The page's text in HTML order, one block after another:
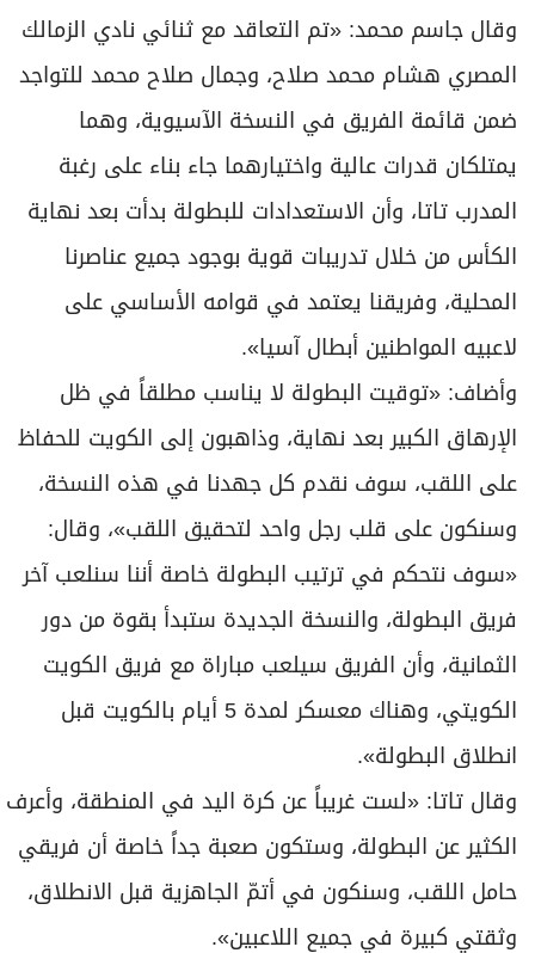
وقال جاسم محمد: «تم التعاقد مع ثنائي نادي الزمالك
المصري هشام محمد صلاح، وجمال صلاح محمد للتواجد
ضمن قائمة الفريق في النسخة الآسيوية، وهما
يمتلكان قدرات عالية واختيارهما جاء بناء على رغبة
المدرب تاتا، وأن الاستعدادات للبطولة بدأت بعد نهاية
الكأس من خلال تدريبات قوية بوجود جميع عناصرنا
المحلية، وفريقنا يعتمد في قوامه الأساسي على
لاعبيه المواطنين أبطال آسيا».
وأضاف: «توقيت البطولة لا يناسب مطلقاً في ظل
الإرهاق الكبير بعد نهاية، وذاهبون إلى الكويت للحفاظ
على اللقب، سوف نقدم كل جهدنا في هذه النسخة،
وسنكون على قلب رجل واحد لتحقيق اللقب»، وقال:
«سوف نتحكم في ترتيب البطولة خاصة أننا سنلعب آخر
فريق البطولة، والنسخة الجديدة ستبدأ بقوة من دور
الثمانية، وأن الفريق سيلعب مباراة مع فريق الكويت
الكويتي، وهناك معسكر لمدة 5 أيام بالكويت قبل
انطلاق البطولة».
وقال تاتا: «لست غريباً عن كرة اليد في المنطقة، وأعرف
الكثير عن البطولة، وستكون صعبة جداً خاصة أن فريقي
حامل اللقب، وسنكون في أتمّ الجاهزية قبل الانطلاق،
وثقتي كبيرة في جميع اللاعبين».